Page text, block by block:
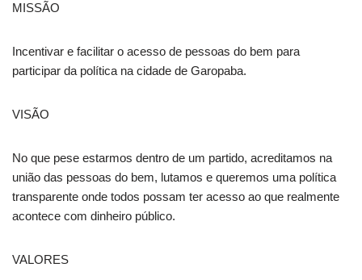
MISSÃO
Incentivar e facilitar o acesso de pessoas do bem para
participar da política na cidade de Garopaba.
VISÃO
No que pese estarmos dentro de um partido, acreditamos na
união das pessoas do bem, lutamos e queremos uma política
transparente onde todos possam ter acesso ao que realmente
acontece com dinheiro público.
VALORES